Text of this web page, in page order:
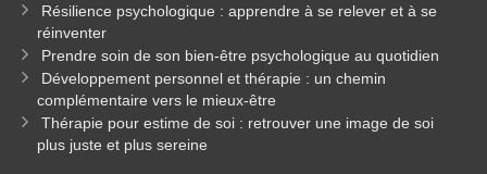
Résilience psychologique : apprendre à se relever et à se
réinventer
Prendre soin de son bien-être psychologique au quotidien
Développement personnel et thérapie : un chemin
complémentaire vers le mieux-être
Thérapie pour estime de soi : retrouver une image de soi
plus juste et plus sereine